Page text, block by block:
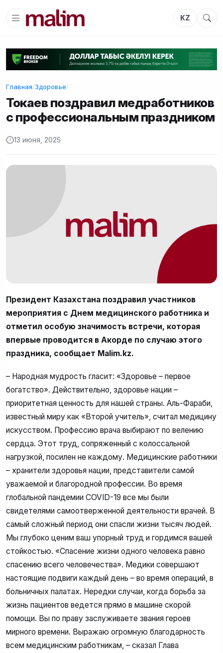
KZ
Главная/Здоровье/
Токаев поздравил медработников
с профессиональным праздником
13 июня, 2025
Президент Казахстана поздравил участников
мероприятия с Днем медицинского работника и
отметил особую значимость встречи, которая
впервые проводится в Акорде по случаю этого
праздника, сообщает Malim.kz.
– Народная мудрость гласит: «Здоровье – первое
богатство». Действительно, здоровье нации –
приоритетная ценность для нашей страны. Аль-Фараби,
известный миру как «Второй учитель», считал медицину
искусством. Профессию врача выбирают по велению
сердца. Этот труд, сопряженный с колоссальной
нагрузкой, посилен не каждому. Медицинские работники
– хранители здоровья нации, представители самой
уважаемой и благородной профессии. Во время
глобальной пандемии COVID-19 все мы были
свидетелями самоотверженной деятельности врачей. В
самый сложный период они спасли жизни тысяч людей.
Мы глубоко ценим ваш упорный труд и гордимся вашей
стойкостью. «Спасение жизни одного человека равно
спасению всего человечества». Медики совершают
настоящие подвиги каждый день – во время операций, в
больничных палатах. Нередки случаи, когда борьба за
жизнь пациентов ведется прямо в машине скорой
помощи. Вы по праву заслуживаете звания героев
мирного времени. Выражаю огромную благодарность
всем медицинским работникам, – сказал Глава